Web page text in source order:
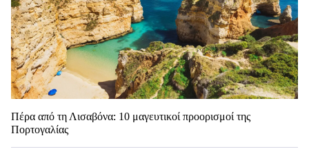
Πέρα από τη Λισαβόνα: 10 μαγευτικοί προορισμοί της
Πορτογαλίας